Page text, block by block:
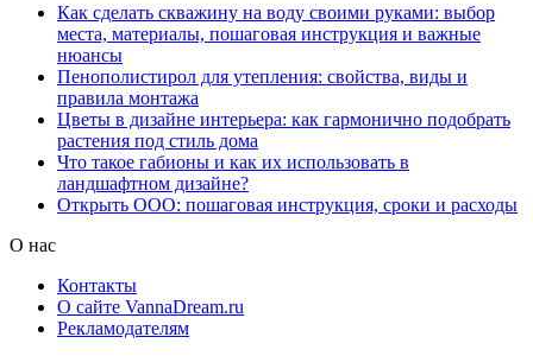
Как сделать скважину на воду своими руками: выбор
места, материалы, пошаговая инструкция и важные
нюансы
Пенополистирол для утепления: свойства, виды и
правила монтажа
Цветы в дизайне интерьера: как гармонично подобрать
растения под стиль дома
Что такое габионы и как их использовать в
ландшафтном дизайне?
Открыть ООО: пошаговая инструкция, сроки и расходы
О нас
Контакты
О сайте VannaDream.ru
Рекламодателям